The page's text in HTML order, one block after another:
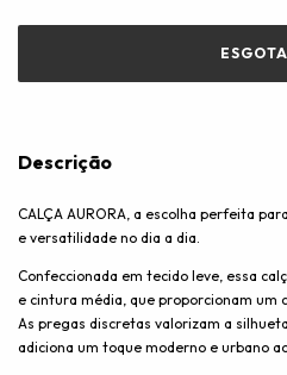
Descrição
CALÇA AURORA, a escolha perfeita
e versatilidade no dia a dia.
Confeccionada em tecido leve, essa
e cintura média, que proporcionam
As pregas discretas valorizam a
adiciona um toque moderno e urbano